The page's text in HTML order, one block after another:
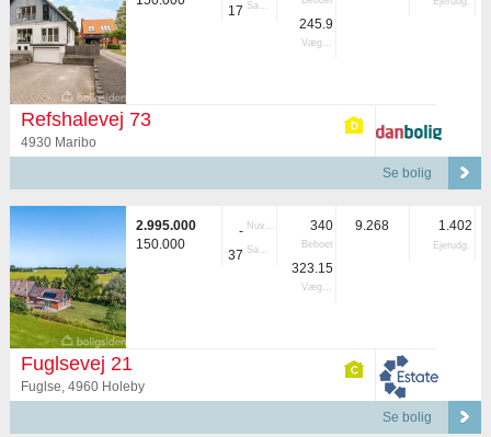
17 Samlet
245.9
Vægtet
Refshalevej 73
4930 Maribo
Se bolig
2.995.000
150.000
- Nuvær.
37 Samlet
340
Beboet
323.15
Vægtet
9.268 1.402
Ejerudg.
Fuglsevej 21
Fuglse, 4960 Holeby
Se bolig